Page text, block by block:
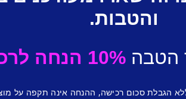
והטבות.
הטבה 10% הנחה לרכישה ראשונה.
הגבלת סכום רכישה, ההנחה אינה תקפה על